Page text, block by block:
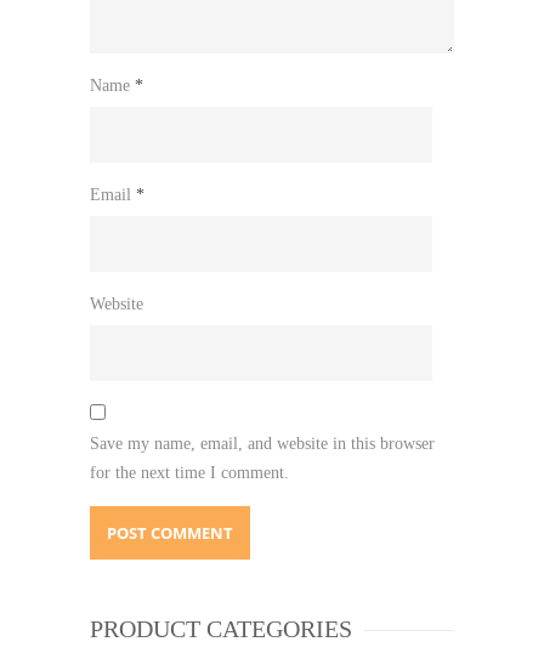
Name *
Email *
Website
Save my name, email, and website in this browser
for the next time I comment.
PRODUCT CATEGORIES